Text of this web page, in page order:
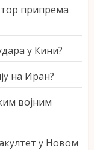
припрема
у Кини?
на Иран?
војним
у Новом